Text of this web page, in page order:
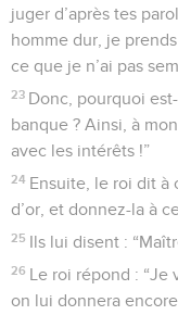
juger d’après tes
homme dur, je
ce que je n’ai pas
23 Donc, pourquoi
banque ? Ainsi, à
avec les intérêts !”
24 Ensuite, le roi dit à
d’or, et donnez-la à
25 Ils lui disent :
26 Le roi répond : “Je
on lui donnera